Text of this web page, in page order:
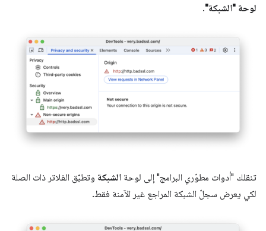
لوحة "الشبكة".
تنقلك "أدوات مطوّري البرامج" إلى لوحة الشبكة وتطبّق الفلاتر ذات الصلة
لكي يعرض سجلّ الشبكة المراجع غير الآمنة فقط.